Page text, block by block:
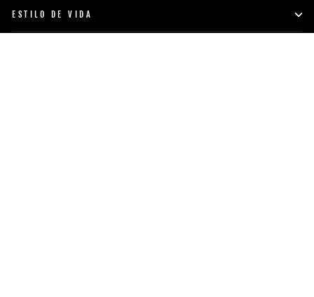
ESTILO DE VIDA